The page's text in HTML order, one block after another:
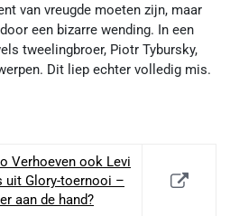
van vreugde moeten zijn, maar
een bizarre wending. In een
tweelingbroer, Piotr Tybursky,
Dit liep echter volledig mis.
Verhoeven ook Levi
uit Glory-toernooi –
aan de hand?